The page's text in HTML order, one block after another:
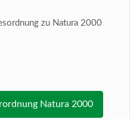
zu Natura 2000
Natura 2000